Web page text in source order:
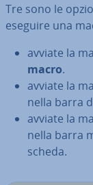
Tre sono le
eseguire una
avviate la
macro.
avviate la
nella barra
avviate la
nella barra
scheda.